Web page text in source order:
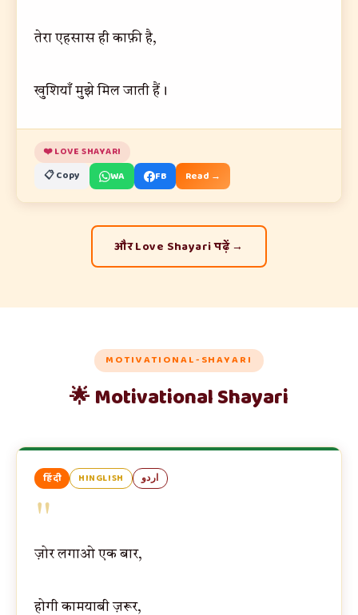
तेरा एहसास ही काफ़ी है,
खुशियाँ मुझे मिल जाती हैं।
❤️ LOVE SHAYARI
📋 Copy WA FB Read →
और Love Shayari पढ़ें →
MOTIVATIONAL-SHAYARI
🌟 Motivational Shayari
हिंदी HINGLISH اردو
"
ज़ोर लगाओ एक बार,
होगी कामयाबी ज़रूर,